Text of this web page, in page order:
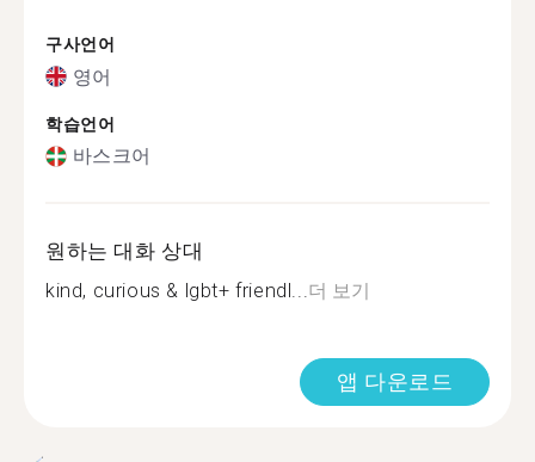
구사언어
영어
학습언어
바스크어
원하는 대화 상대
kind, curious & lgbt+ friendl...더 보기
앱 다운로드